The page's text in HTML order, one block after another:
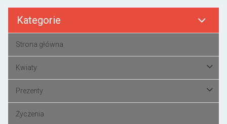
Kategorie
Strona główna
Kwiaty
Prezenty
Życzenia